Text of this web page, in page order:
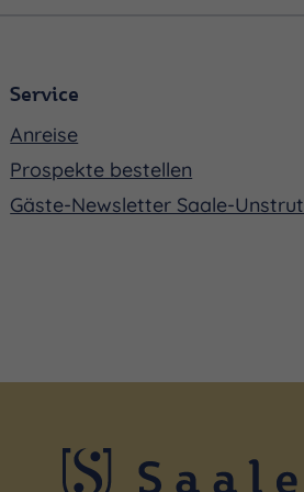
Service
Anreise
Prospekte bestellen
Gäste-Newsletter Saale-Unstrut